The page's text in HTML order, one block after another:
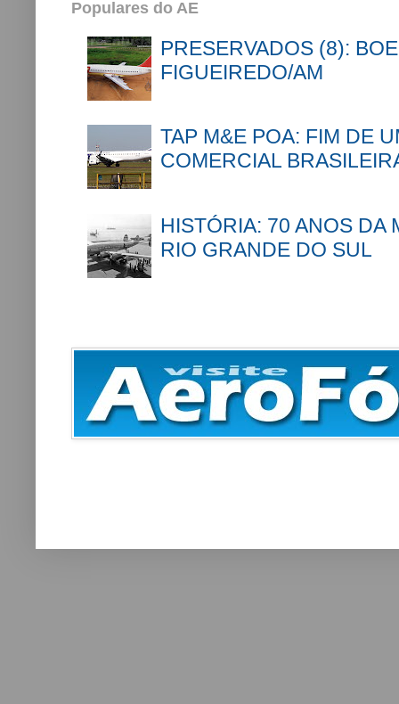
Populares do AE
PRESERVADOS (8):
FIGUEIREDO/AM
TAP M&E POA: FIM DE
COMERCIAL
HISTÓRIA: 70 ANOS DA
RIO GRANDE DO SUL